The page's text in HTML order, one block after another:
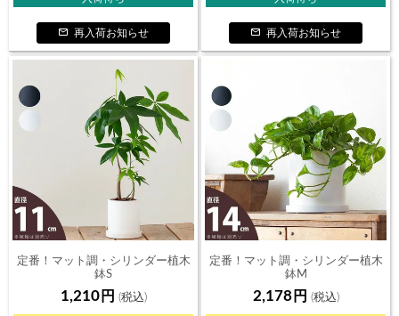
再入荷お知らせ 再入荷お知らせ
定番！マット調・シリンダー植木
鉢S
（11ｃｍ）
1,210
定番！マット調・シリンダー植木
鉢M
（14.5ｃｍ）
2,178